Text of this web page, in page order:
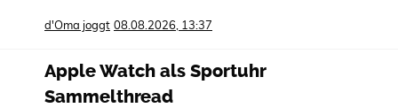
d'Oma joggt 08.08.2026, 13:37
Apple Watch als Sportuhr
Sammelthread